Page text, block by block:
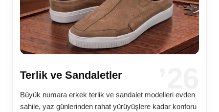
Terlik ve Sandaletler
Büyük numara erkek terlik ve sandalet modelleri evden
sahile, yaz günlerinden rahat yürüyüşlere kadar konforu